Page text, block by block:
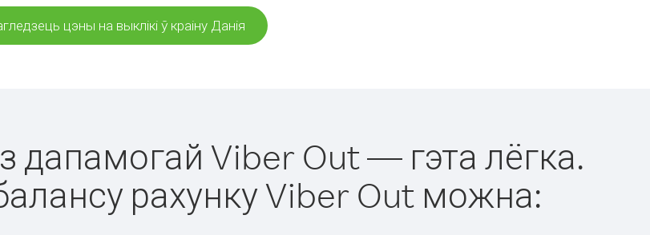
цэны на выклікі ў краіну Данія
з дапамогай Viber Out — гэта лёгка.
рахунку Viber Out можна: